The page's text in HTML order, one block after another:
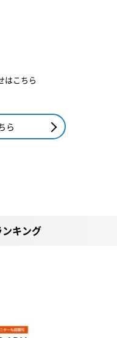
はこちら
ら
キング